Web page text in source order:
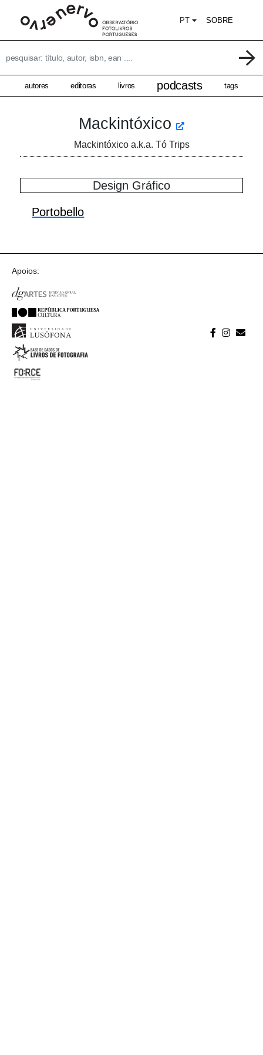
PT SOBRE
autores editoras livros podcasts tags
Mackintóxico
Mackintóxico a.k.a. Tó Trips
Design Gráfico
Portobello
Apoios: